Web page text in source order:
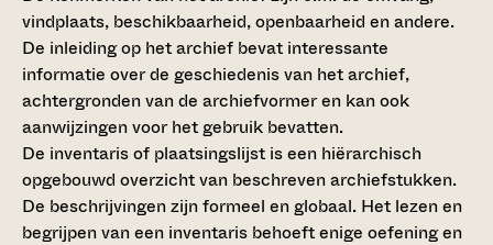
vindplaats, beschikbaarheid, openbaarheid en andere.
De inleiding op het archief bevat interessante
informatie over de geschiedenis van het archief,
achtergronden van de archiefvormer en kan ook
aanwijzingen voor het gebruik bevatten.
De inventaris of plaatsingslijst is een hiërarchisch
opgebouwd overzicht van beschreven archiefstukken.
De beschrijvingen zijn formeel en globaal. Het lezen en
begrijpen van een inventaris behoeft enige oefening en